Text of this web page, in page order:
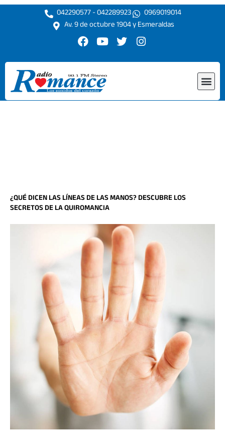
Ir
042290577 - 042289923
0969019014
Av. 9 de octubre 1904 y Esmeraldas
F
c
e
b
o
o
Y
u
t
u
b
e
T
i
r
I
s
r
¿QUÉ DICEN LAS LÍNEAS DE LAS MANOS? DESCUBRE LOS
SECRETOS DE LA QUIROMANCIA